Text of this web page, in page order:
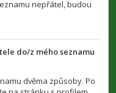
nepřátel, budou
do/z mého seznamu
dvěma způsoby. Po